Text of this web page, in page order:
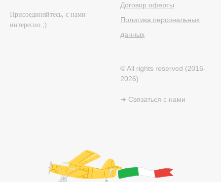
Присоединяйтесь, с нами
интересно ;)
Договор оферты
Политика персональных
данных
© All rights reserved (2016-
2026)
➜ Связаться с нами